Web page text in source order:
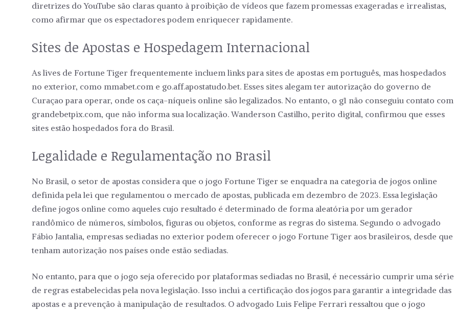
diretrizes do YouTube são claras quanto à proibição de vídeos que fazem promessas exageradas e irrealistas,
como afirmar que os espectadores podem enriquecer rapidamente.
Sites de Apostas e Hospedagem Internacional
As lives de Fortune Tiger frequentemente incluem links para sites de apostas em português, mas hospedados
no exterior, como mmabet.com e go.aff.apostatudo.bet. Esses sites alegam ter autorização do governo de
Curaçao para operar, onde os caça-níqueis online são legalizados. No entanto, o g1 não conseguiu contato com
grandebetpix.com, que não informa sua localização. Wanderson Castilho, perito digital, confirmou que esses
sites estão hospedados fora do Brasil.
Legalidade e Regulamentação no Brasil
No Brasil, o setor de apostas considera que o jogo Fortune Tiger se enquadra na categoria de jogos online
definida pela lei que regulamentou o mercado de apostas, publicada em dezembro de 2023. Essa legislação
define jogos online como aqueles cujo resultado é determinado de forma aleatória por um gerador
randômico de números, símbolos, figuras ou objetos, conforme as regras do sistema. Segundo o advogado
Fábio Jantalia, empresas sediadas no exterior podem oferecer o jogo Fortune Tiger aos brasileiros, desde que
tenham autorização nos países onde estão sediadas.
No entanto, para que o jogo seja oferecido por plataformas sediadas no Brasil, é necessário cumprir uma série
de regras estabelecidas pela nova legislação. Isso inclui a certificação dos jogos para garantir a integridade das
apostas e a prevenção à manipulação de resultados. O advogado Luis Felipe Ferrari ressaltou que o jogo